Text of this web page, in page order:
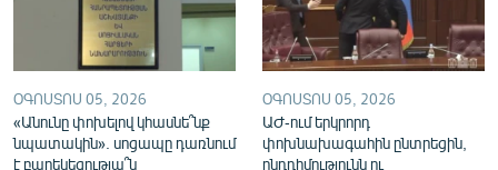
ՕԳՈՍՏՈՍ 05, 2026
«Անունը փոխելով կհասնե՞նք
նպատակին». սոցապը դառնում
է բարեկեցությա՞ն
ՕԳՈՍՏՈՍ 05, 2026
ԱԺ-ում երկրորդ
փոխնախագահին ընտրեցին,
ընդդիմությունն ու